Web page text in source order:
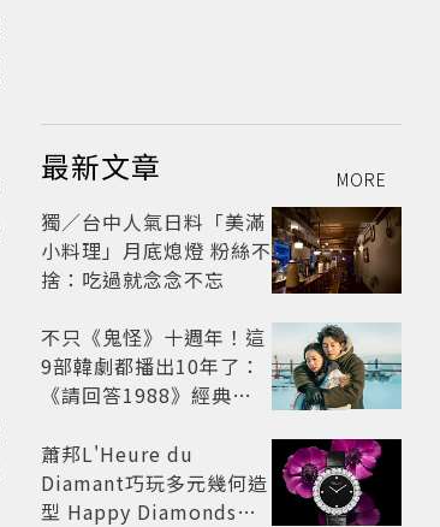
最新文章 MORE
獨／台中人氣日料「美滿
小料理」月底熄燈 粉絲不
捨：吃過就念念不忘
不只《鬼怪》十週年！這
9部韓劇都播出10年了：
《請回答1988》經典不
蕭邦L'Heure du
Diamant巧玩多元幾何造
型 Happy Diamonds歡